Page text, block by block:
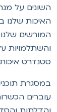
על מנת
שלנו
שלנו
איכות
הכשרות